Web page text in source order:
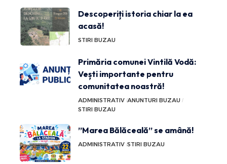
Descoperiți istoria chiar la ea
acasă!
STIRI BUZAU
Primăria comunei Vintilă Vodă:
Vești importante pentru
comunitatea noastră!
ADMINISTRATIV ANUNTURI BUZAU
STIRI BUZAU
”Marea Bălăceală” se amână!
ADMINISTRATIV STIRI BUZAU